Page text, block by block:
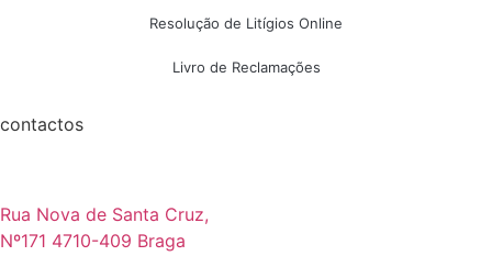
Resolução de Litígios Online
Livro de Reclamações
contactos
Rua Nova de Santa Cruz,
Nº171 4710-409 Braga